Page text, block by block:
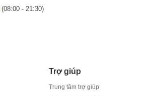
(08:00 - 21:30)
Trợ giúp
Trung tâm trợ giúp